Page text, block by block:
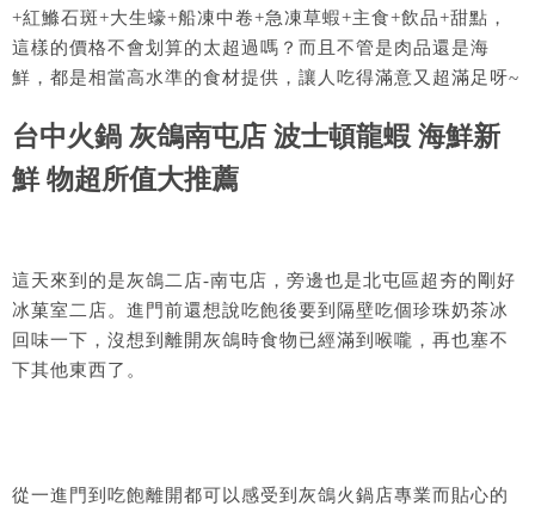
+紅鰷石斑+大生蠔+船凍中卷+急凍草蝦+主食+飲品+甜點，
這樣的價格不會划算的太超過嗎？而且不管是肉品還是海
鮮，都是相當高水準的食材提供，讓人吃得滿意又超滿足呀~
台中火鍋 灰鴿南屯店 波士頓龍蝦 海鮮新
鮮 物超所值大推薦
這天來到的是灰鴿二店-南屯店，旁邊也是北屯區超夯的剛好
冰菓室二店。進門前還想說吃飽後要到隔壁吃個珍珠奶茶冰
回味一下，沒想到離開灰鴿時食物已經滿到喉嚨，再也塞不
下其他東西了。
從一進門到吃飽離開都可以感受到灰鴿火鍋店專業而貼心的